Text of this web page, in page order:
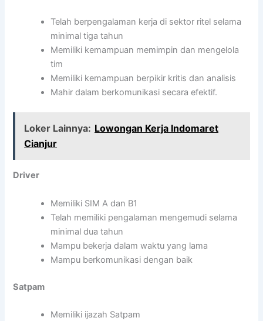
Telah berpengalaman kerja di sektor ritel selama
minimal tiga tahun
Memiliki kemampuan memimpin dan mengelola
tim
Memiliki kemampuan berpikir kritis dan analisis
Mahir dalam berkomunikasi secara efektif.
Loker Lainnya: Lowongan Kerja Indomaret
Cianjur
Driver
Memiliki SIM A dan B1
Telah memiliki pengalaman mengemudi selama
minimal dua tahun
Mampu bekerja dalam waktu yang lama
Mampu berkomunikasi dengan baik
Satpam
Memiliki ijazah Satpam